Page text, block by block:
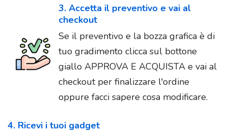
3. Accetta il preventivo e vai al
checkout
Se il preventivo e la bozza grafica è di
tuo gradimento clicca sul bottone
giallo APPROVA E ACQUISTA e vai al
checkout per finalizzare l'ordine
oppure facci sapere cosa modificare.
4. Ricevi i tuoi gadget